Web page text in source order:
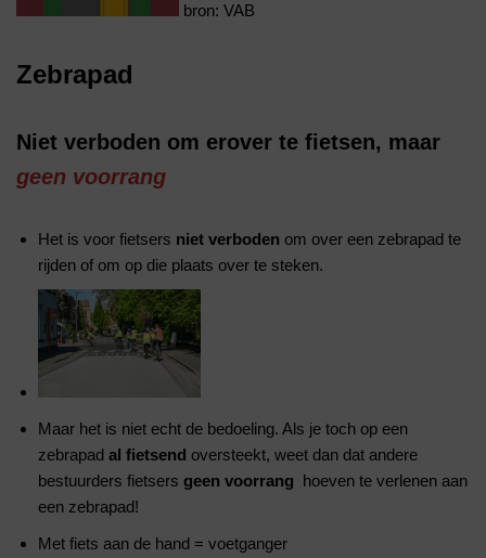
bron: VAB
Zebrapad
Niet verboden om erover te fietsen, maar
geen voorrang
Het is voor fietsers niet verboden om over een zebrapad te
rijden of om op die plaats over te steken.
Maar het is niet echt de bedoeling. Als je toch op een
zebrapad al fietsend oversteekt, weet dan dat andere
bestuurders fietsers geen voorrang hoeven te verlenen aan
een zebrapad!
Met fiets aan de hand = voetganger